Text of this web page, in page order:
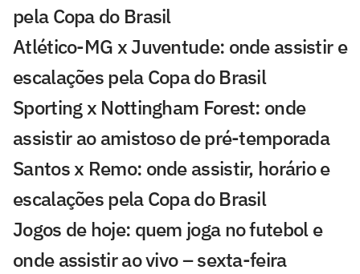
pela Copa do Brasil
Atlético-MG x Juventude: onde assistir e
escalações pela Copa do Brasil
Sporting x Nottingham Forest: onde
assistir ao amistoso de pré-temporada
Santos x Remo: onde assistir, horário e
escalações pela Copa do Brasil
Jogos de hoje: quem joga no futebol e
onde assistir ao vivo – sexta-feira